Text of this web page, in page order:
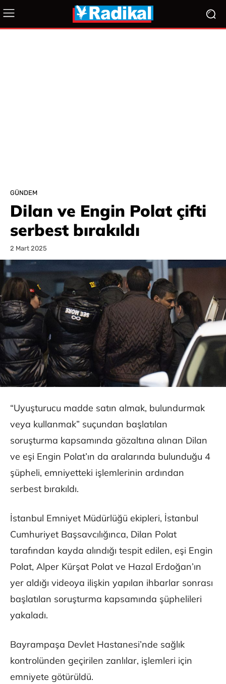
GÜNDEM
Dilan ve Engin Polat çifti
serbest bırakıldı
2 Mart 2025
“Uyuşturucu madde satın almak, bulundurmak
veya kullanmak” suçundan başlatılan
soruşturma kapsamında gözaltına alınan Dilan
ve eşi Engin Polat’ın da aralarında bulunduğu 4
şüpheli, emniyetteki işlemlerinin ardından
serbest bırakıldı.
İstanbul Emniyet Müdürlüğü ekipleri, İstanbul
Cumhuriyet Başsavcılığınca, Dilan Polat
tarafından kayda alındığı tespit edilen, eşi Engin
Polat, Alper Kürşat Polat ve Hazal Erdoğan’ın
yer aldığı videoya ilişkin yapılan ihbarlar sonrası
başlatılan soruşturma kapsamında şüphelileri
yakaladı.
Bayrampaşa Devlet Hastanesi’nde sağlık
kontrolünden geçirilen zanlılar, işlemleri için
emniyete götürüldü.